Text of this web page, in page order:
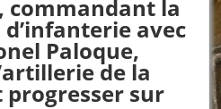
commandant la
avec
Paloque,
de la
sur